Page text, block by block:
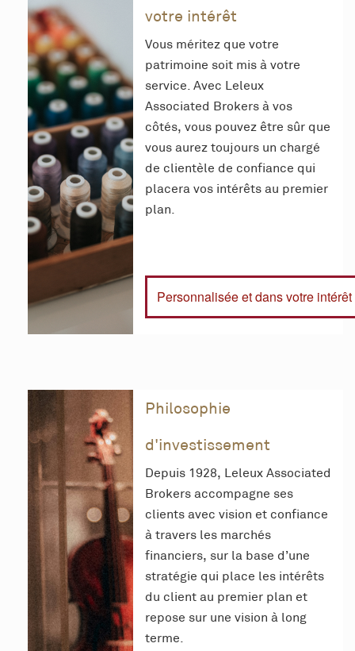
votre intérêt
Vous méritez que votre
patrimoine soit mis à votre
service. Avec Leleux
Associated Brokers à vos
côtés, vous pouvez être sûr que
vous aurez toujours un chargé
de clientèle de confiance qui
placera vos intérêts au premier
plan.
Personnalisée et dans votre intérêt
Philosophie
d'investissement
Depuis 1928, Leleux Associated
Brokers accompagne ses
clients avec vision et confiance
à travers les marchés
financiers, sur la base d’une
stratégie qui place les intérêts
du client au premier plan et
repose sur une vision à long
terme.